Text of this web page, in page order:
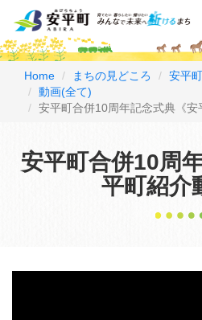
Home まちの見どころ
安平
動画(全て)
安平町合併10周年記念式典《安
安平町合併10周
平町紹介